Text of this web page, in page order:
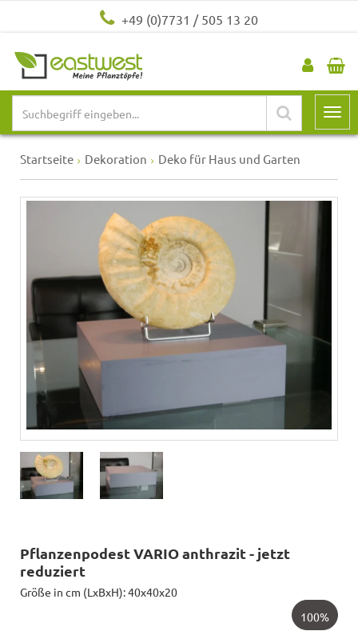
+49 (0)7731 / 505 13 20
Startseite Dekoration Deko für Haus und Garten
Pflanzenpodest VARIO anthrazit - jetzt
reduziert
Größe in cm (LxBxH): 40x40x20
100%